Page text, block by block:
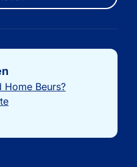
Home Beurs?